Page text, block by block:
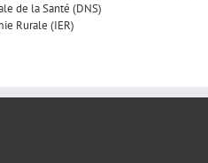
de la Santé (DNS)
Rurale (IER)